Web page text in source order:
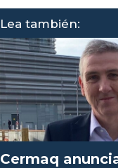
Lea también:
Cermaq